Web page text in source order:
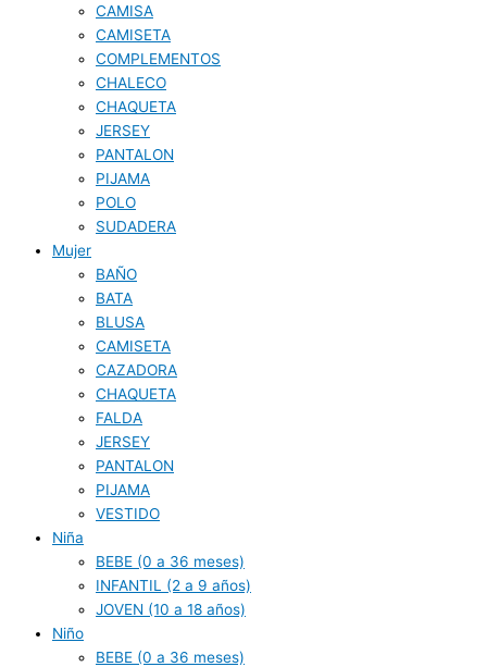
CAMISA
CAMISETA
COMPLEMENTOS
CHALECO
CHAQUETA
JERSEY
PANTALON
PIJAMA
POLO
SUDADERA
Mujer
BAÑO
BATA
BLUSA
CAMISETA
CAZADORA
CHAQUETA
FALDA
JERSEY
PANTALON
PIJAMA
VESTIDO
Niña
BEBE (0 a 36 meses)
INFANTIL (2 a 9 años)
JOVEN (10 a 18 años)
Niño
BEBE (0 a 36 meses)